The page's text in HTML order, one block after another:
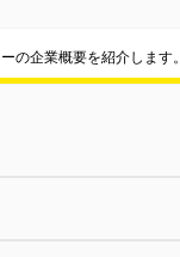
の企業概要を紹介します。